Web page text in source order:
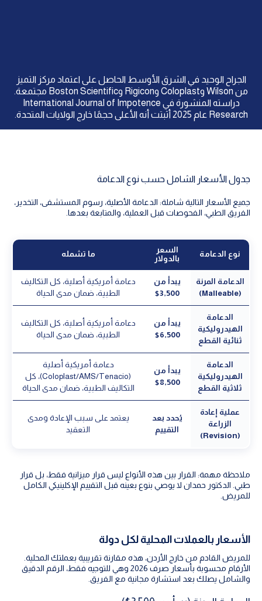
الجراح الوحيد في الشرق الأوسط الحاصل على اعتماد مركز التميز
من Wilson وColoplast وRigicon وBoston Scientific مجتمعة.
دراسته المنشورة في International Journal of Impotence
Research عام 2025 أثبتت أنه الأعلى حجمًا خارج الولايات المتحدة.
جدول الأسعار الشامل حسب نوع الدعامة
جميع الأسعار التالية شاملة: الدعامة الأصلية، رسوم المستشفى، التخدير،
الفريق الطبي، الفحوصات قبل العملية، والمتابعة بعدها.
نوع الدعامة
السعر
بالدولار
ما تشمله
الدعامة المرنة
(Malleable)
يبدأ من
3,500$
دعامة أمريكية أصلية، كل التكاليف
الطبية، ضمان مدى الحياة
الدعامة
الهيدروليكية
ثنائية القطع
يبدأ من
6,500$
دعامة أمريكية أصلية، كل التكاليف
الطبية، ضمان مدى الحياة
الدعامة
الهيدروليكية
ثلاثية القطع
يبدأ من
8,500$
دعامة أمريكية أصلية
(Coloplast/AMS/Tenacio)، كل
التكاليف الطبية، ضمان مدى الحياة
عملية إعادة
الزراعة
(Revision)
يُحدد بعد
التقييم
يعتمد على سبب الإعادة ومدى
التعقيد
ملاحظة مهمة: القرار بين هذه الأنواع ليس قرار ميزانية فقط، بل قرار
طبي. الدكتور حمدان لا يوصي بنوع بعينه قبل التقييم الإكلينيكي الكامل
للمريض.
الأسعار بالعملات المحلية لكل دولة
للمريض القادم من خارج الأردن، هذه مقارنة تقريبية بعملتك المحلية.
الأرقام محسوبة بأسعار صرف 2026 وهي للتوجيه فقط، الرقم الدقيق
والشامل يصلك بعد استشارة مجانية مع الفريق.